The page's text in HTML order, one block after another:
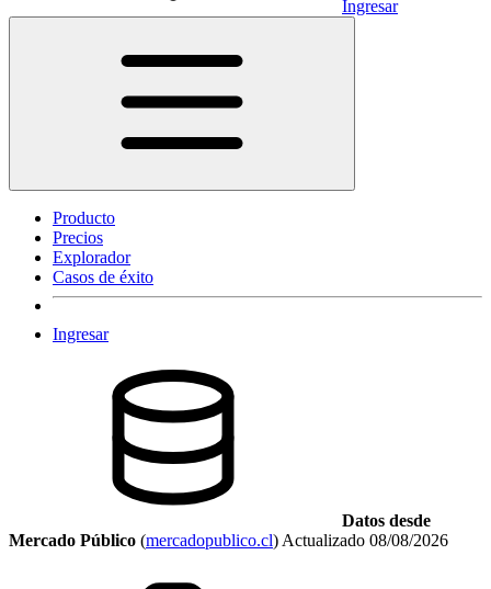
Ingresar
Producto
Precios
Explorador
Casos de éxito
Ingresar
Datos desde
Mercado Público (mercadopublico.cl) Actualizado 08/08/2026